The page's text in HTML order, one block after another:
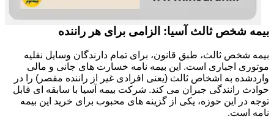
بیمه شخص ثالث آسیا: الزامی برای هر راننده
بیمه شخص ثالث، طبق قانون، برای تمام دارندگان وسایل نقلیه
موتوری اجباری است. این بیمه نامه خسارت های جانی و مالی
واردشده به اشخاص ثالث (یعنی افرادی غیر از راننده مقصر) را در
حوادث رانندگی جبران می کند. شرکت بیمه آسیا با سابقه ای قابل
توجه در این حوزه، یکی از گزینه های محبوب برای خرید این بیمه
نامه است.